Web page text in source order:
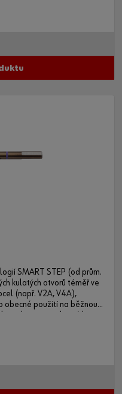
SMART STEP (od prům.
kulatých otvorů téměř ve
(např. V2A, V4A),
obecné použití na běžnou